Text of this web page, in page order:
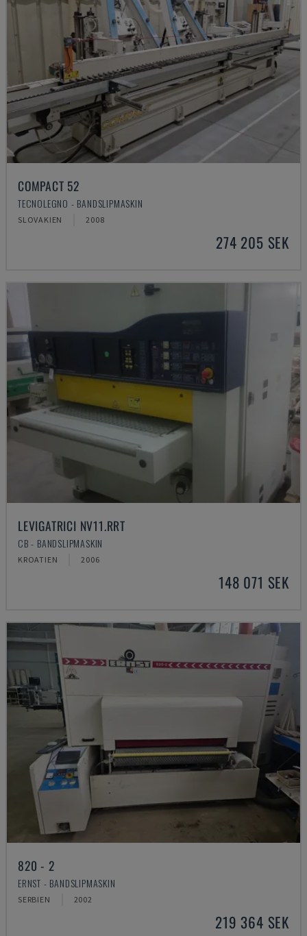
COMPACT 52
TECNOLEGNO - BANDSLIPMASKIN
SLOVAKIEN 2008
274 205 SEK
LEVIGATRICI NV11.RRT
CB - BANDSLIPMASKIN
KROATIEN 2006
148 071 SEK
820 - 2
ERNST - BANDSLIPMASKIN
SERBIEN 2002
219 364 SEK